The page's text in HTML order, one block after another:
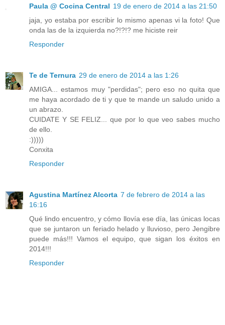
Paula @ Cocina Central 19 de enero de 2014 a las 21:50
jaja, yo estaba por escribir lo mismo apenas vi la foto! Que
onda las de la izquierda no?!?!? me hiciste reir
Responder
Te de Ternura 29 de enero de 2014 a las 1:26
AMIGA... estamos muy "perdidas"; pero eso no quita que
me haya acordado de ti y que te mande un saludo unido a
un abrazo.
CUIDATE Y SE FELIZ... que por lo que veo sabes mucho
de ello.
:)))))
Conxita
Responder
Agustina Martínez Alcorta 7 de febrero de 2014 a las
16:16
Qué lindo encuentro, y cómo llovía ese día, las únicas locas
que se juntaron un feriado helado y lluvioso, pero Jengibre
puede más!!! Vamos el equipo, que sigan los éxitos en
2014!!!
Responder